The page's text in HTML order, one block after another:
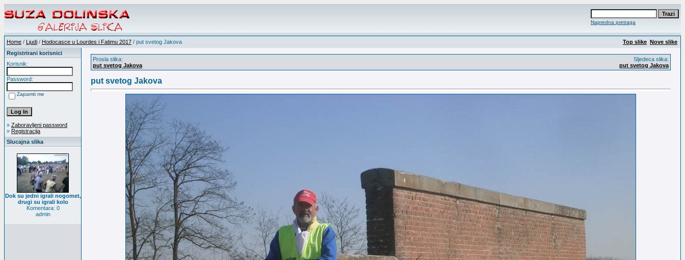
Napredna pretraga
Home / Ljudi / Hodocasce u Lourdes i Fatimu 2017 / put svetog Jakova Top slike Nove slike
Registrirani korisnici
Korisnik:
Password:
Zapamti me
» Zaboravljeni password
» Registracija
Slucajna slika
Dok su jedni igrali nogomet,
drugi su igrali kolo
Komentara: 0
admin
Prosla slika:
put svetog Jakova
Sljedeca slika:
put svetog Jakova
put svetog Jakova